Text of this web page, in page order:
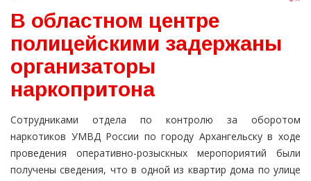
В областном центре
полицейскими задержаны
организаторы
наркопритона
Сотрудниками отдела по контролю за оборотом
наркотиков УМВД России по городу Архангельску в ходе
проведения оперативно-розыскных меропориятий были
получены сведения, что в одной из квартир дома по улице